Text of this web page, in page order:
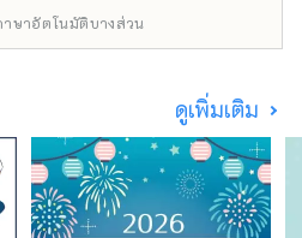
ำให้คุณอยากถ่ายรูปเก็บไว้เป็นที่
ำให้คุณรู้สึกอิ่มเอมใจ ใช้เวลาเดิน
ซ็นประมาณสองชั่วโมงจาก
นทางท่องเที่ยวแบบสบายๆ เพื่อ
อุ่นของธรรมชาติและผู้คนดูไหม?
าษาอัตโนมัติบางส่วน
ดูเพิ่มเติม